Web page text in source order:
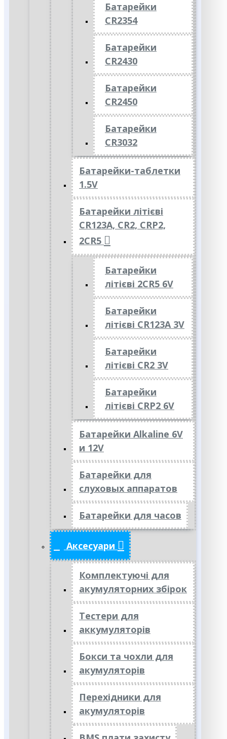
Батарейки
CR2354
Батарейки
CR2430
Батарейки
CR2450
Батарейки
CR3032
Батарейки-таблетки
1.5V
Батарейки літієві
CR123A, CR2, CRP2,
2CR5
Батарейки
літієві 2CR5 6V
Батарейки
літієві CR123A 3V
Батарейки
літієві CR2 3V
Батарейки
літієві CRP2 6V
Батарейки Alkaline 6V
и 12V
Батарейки для
слуховых аппаратов
Батарейки для часов
Аксесуари
Комплектуючі для
акумуляторних збірок
Тестери для
аккумуляторів
Бокси та чохли для
акумуляторів
Перехідники для
акумуляторів